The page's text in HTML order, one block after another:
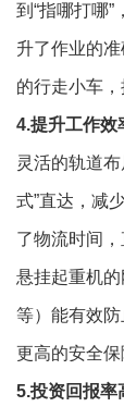
到“指哪打哪
升了作业的
的行走小车，
4.提升工作效
灵活的轨道
式”直达，减
了物流时间
悬挂起重机
等）能有效
更高的安全保
5.投资回报率